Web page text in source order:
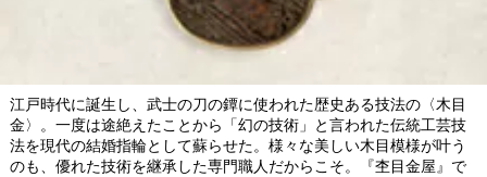
江戸時代に誕生し、武士の刀の鐔に使われた歴史ある技法の〈木目
金〉。一度は途絶えたことから「幻の技術」と言われた伝統工芸技
法を現代の結婚指輪として蘇らせた。様々な美しい木目模様が叶う
のも、優れた技術を継承した専門職人だからこそ。『杢目金屋』で